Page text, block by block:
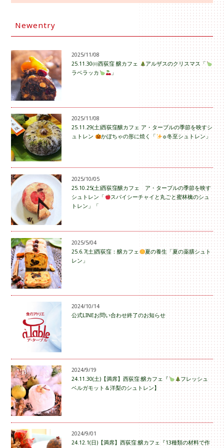
Newentry
2025/11/08
25.11.30㈰西荻窪 醸カフェ
アルザスのクリスマス「
ラベラッカ
」
2025/11/08
25.11.29(土)西荻窪醸カフェ ア・ターブルの季節を映すシ
ュトレン
かぼちゃの形に焼く「 ☼冬至シュトレン」
2025/10/05
25.10.25(土)西荻窪醸カフェ ア・ターブルの季節を映す
シュトレン「
スパイシーチャイと丸ごと蜜林檎のシュ
トレン」「
2025/5/04
25.6.7(土)西荻窪：醸カフェ
夏の養生「夏の薬膳シュト
レン」
2024/10/14
公式LINEお問い合わせ終了のお知らせ
2024/9/19
24.11.30(土)【満席】西荻窪:醸カフェ『
フレッシュ
ベルガモット＆洋梨のシュトレン】
2024/9/01
24.12.1(日)【満席】西荻窪:醸カフェ『13種類の材料で作